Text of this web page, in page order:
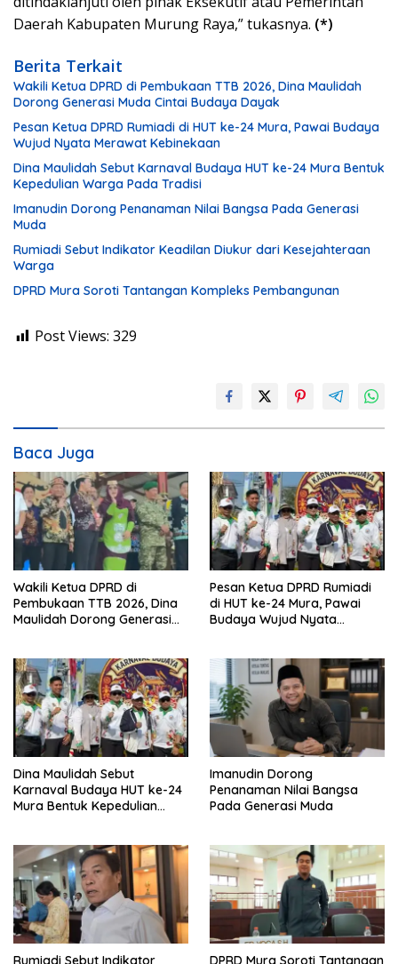
Daerah Kabupaten Murung Raya,” tukasnya. (*)
Berita Terkait
Wakili Ketua DPRD di Pembukaan TTB 2026, Dina Maulidah
Dorong Generasi Muda Cintai Budaya Dayak
Pesan Ketua DPRD Rumiadi di HUT ke-24 Mura, Pawai Budaya
Wujud Nyata Merawat Kebinekaan
Dina Maulidah Sebut Karnaval Budaya HUT ke-24 Mura Bentuk
Kepedulian Warga Pada Tradisi
Imanudin Dorong Penanaman Nilai Bangsa Pada Generasi
Muda
Rumiadi Sebut Indikator Keadilan Diukur dari Kesejahteraan
Warga
DPRD Mura Soroti Tantangan Kompleks Pembangunan
Post Views: 329
Baca Juga
Wakili Ketua DPRD di
Pembukaan TTB 2026, Dina
Maulidah Dorong Generasi
Pesan Ketua DPRD Rumiadi
di HUT ke-24 Mura, Pawai
Budaya Wujud Nyata
Dina Maulidah Sebut
Karnaval Budaya HUT ke-24
Mura Bentuk Kepedulian
Imanudin Dorong
Penanaman Nilai Bangsa
Pada Generasi Muda
Rumiadi Sebut Indikator DPRD Mura Soroti Tantangan